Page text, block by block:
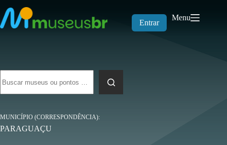
para
o
conteúdo
Entrar
Menu
resultados
MUNICÍPIO (CORRESPONDÊNCIA)
PARAGUAÇU